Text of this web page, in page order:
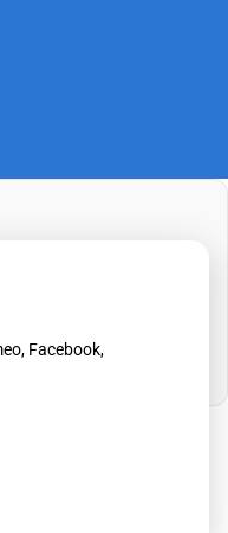
Facebook,